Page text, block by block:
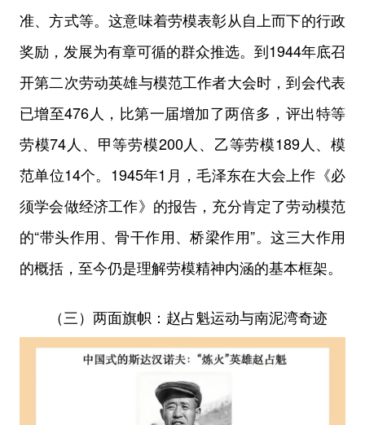
准、方式等。这意味着劳模表彰从自上而下的行政
奖励，发展为有章可循的群众推选。到1944年底召
开第二次劳动英雄与模范工作者大会时，到会代表
已增至476人，比第一届增加了两倍多，评出特等
劳模74人、甲等劳模200人、乙等劳模189人、模
范单位14个。1945年1月，毛泽东在大会上作《必
须学会做经济工作》的报告，充分肯定了劳动模范
的“带头作用、骨干作用、桥梁作用”。这三大作用
的概括，至今仍是理解劳模精神内涵的基本框架。
（三）两面旗帜：赵占魁运动与南泥湾奇迹